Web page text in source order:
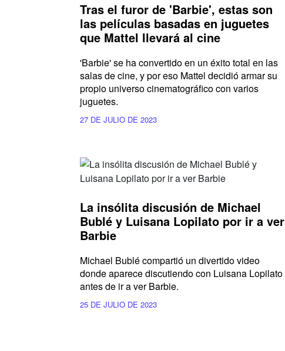
Tras el furor de 'Barbie', estas son
las películas basadas en juguetes
que Mattel llevará al cine
'Barbie' se ha convertido en un éxito total en las
salas de cine, y por eso Mattel decidió armar su
propio universo cinematográfico con varios
juguetes.
27 DE JULIO DE 2023
La insólita discusión de Michael
Bublé y Luisana Lopilato por ir a ver
Barbie
Michael Bublé compartió un divertido video
donde aparece discutiendo con Luisana Lopilato
antes de ir a ver Barbie.
25 DE JULIO DE 2023